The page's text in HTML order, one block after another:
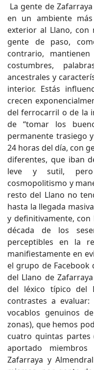
La gente de
en un ambiente
exterior al Llano,
gente de paso,
contrario,
costumbres,
ancestrales y
interior. Estás
crecen
del ferrocarril o de la
de “tomar los
permanente trasiego
24 horas del día, con
diferentes, que iban
leve y sutil,
cosmopolitismo y
resto del Llano no
hasta la llegada
y definitivamente, con
década de los
perceptibles en la
manifiestamente en
el grupo de Facebook
del Llano de
del léxico típico del
contrastes a
vocablos genuinos
zonas), que hemos
cuatro quintas
aportado
Zafarraya y